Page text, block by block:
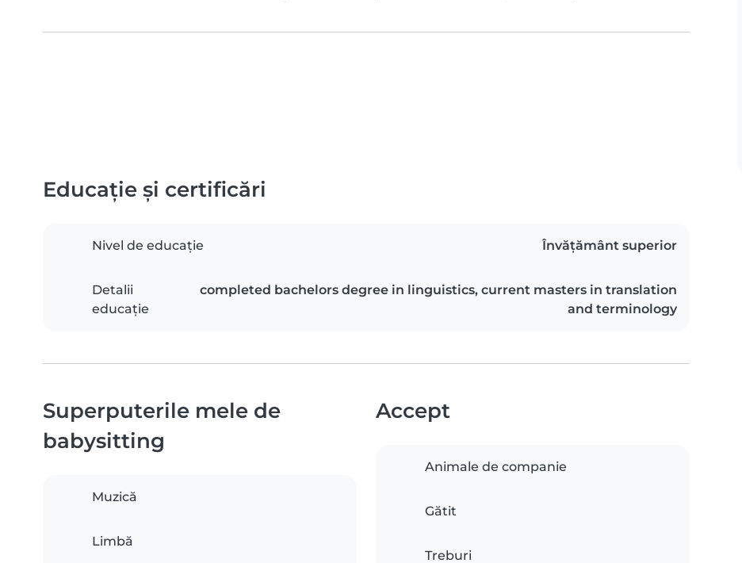
Educație și certificări
Nivel de educație Învățământ superior
Detalii
educație
completed bachelors degree in linguistics, current masters in translation
and terminology
Superputerile mele de
babysitting
Muzică
Limbă
Accept
Animale de companie
Gătit
Treburi